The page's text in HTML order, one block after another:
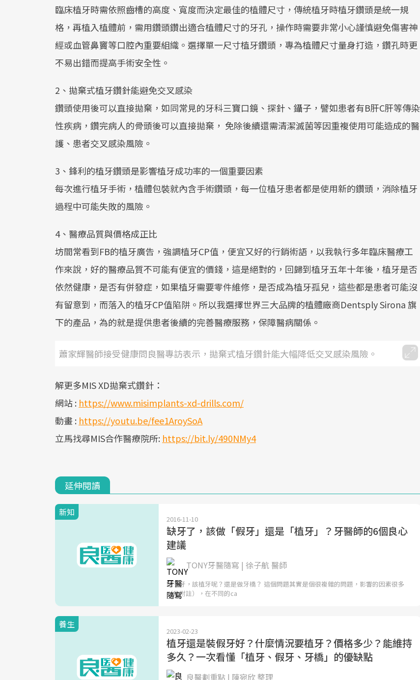
臨床植牙時需依照齒槽的高度、寬度而決定最佳的植體尺寸，傳統植牙時植牙鑽頭是統一規
格，再植入植體前，需用鑽頭鑽出適合植體尺寸的牙孔，操作時需要非常小心謹慎避免傷害神
經或血管鼻竇等口腔內重要組織。選擇單一尺寸植牙鑽頭，專為植體尺寸量身打造，鑽孔時更
不易出錯而提高手術安全性。
2、拋棄式植牙鑽針能避免交叉感染
鑽頭使用後可以直接拋棄，如同常見的牙科三寶口鏡、探針、鑷子，譬如患者有B肝C肝等傳染
性疾病，鑽完病人的骨頭後可以直接拋棄， 免除後續還需清潔滅菌等因重複使用可能造成的醫
護、患者交叉感染風險。
3、鋒利的植牙鑽頭是影響植牙成功率的一個重要因素
每次進行植牙手術，植體包裝就內含手術鑽頭，每一位植牙患者都是使用新的鑽頭，消除植牙
過程中可能失敗的風險。
4、醫療品質與價格成正比
坊間常看到FB的植牙廣告，強調植牙CP值，便宜又好的行銷術語，以我執行多年臨床醫療工
作來說，好的醫療品質不可能有便宜的價錢，這是絕對的，回歸到植牙五年十年後，植牙是否
依然健康，是否有併發症，如果植牙需要零件維修，是否成為植牙孤兒，這些都是患者可能沒
有留意到，而落入的植牙CP值陷阱。所以我選擇世界三大品牌的植體廠商Dentsply Sirona 旗
下的產品，為的就是提供患者後續的完善醫療服務，保障醫病關係。
蕭家輝醫師接受健康問良醫專訪表示，拋棄式植牙鑽針能大幅降低交叉感染風險。
解更多MIS XD拋棄式鑽針：
網站 : https://www.misimplants-xd-drills.com/
動畫 : https://youtu.be/fee1AroySoA
立馬找尋MIS合作醫療院所: https://bit.ly/490NMy4
延伸閱讀
新知
2016-11-10
缺牙了，該做「假牙」還是「植牙」？牙醫師的6個良心
建議
TONY牙醫隨寫 | 徐子航 醫師
缺了牙，該植牙呢？還是做牙橋？ 這個問題其實是個很複雜的問題，影響的因素很多
（見附註），在不同的ca
養生
2023-02-23
植牙還是裝假牙好？什麼情況要植牙？價格多少？能維持
多久？一次看懂「植牙、假牙、牙橋」的優缺點
良醫劃重點 | 陳宛欣 整理